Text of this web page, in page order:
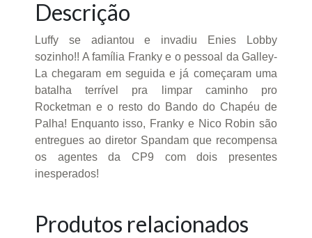
Descrição
Luffy se adiantou e invadiu Enies Lobby
sozinho!! A família Franky e o pessoal da Galley-
La chegaram em seguida e já começaram uma
batalha terrível pra limpar caminho pro
Rocketman e o resto do Bando do Chapéu de
Palha! Enquanto isso, Franky e Nico Robin são
entregues ao diretor Spandam que recompensa
os agentes da CP9 com dois presentes
inesperados!
Produtos relacionados